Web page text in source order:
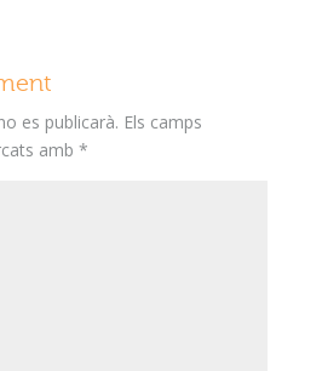
es publicarà. Els camps
amb *